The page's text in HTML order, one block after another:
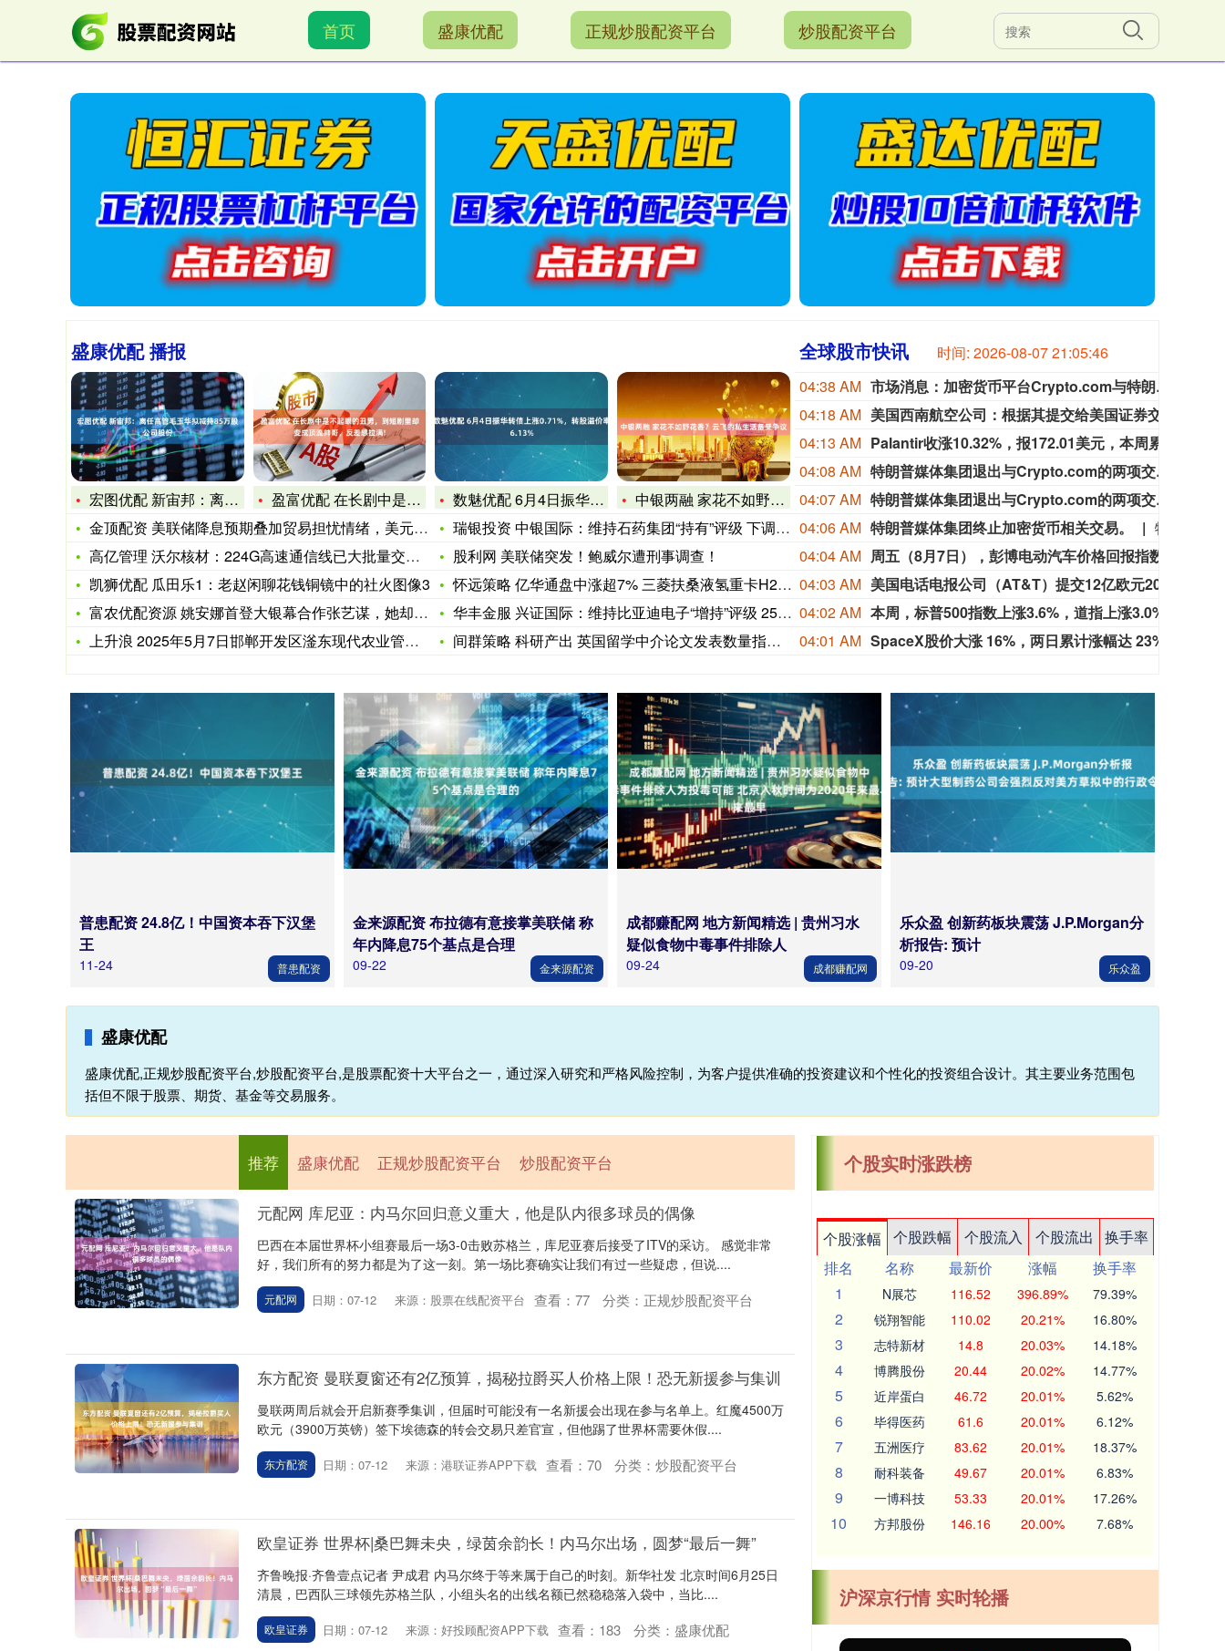
首页 盛康优配 正规炒股配资平台 炒股配资平台
盛康优配 播报
宏图优配 新宙邦：离任高管毛玉华拟减持85万股公司股份
盈富优配 在长剧中是不起眼的丑男，到短剧里却变成顶流帅哥，反
金顶配资 美联储降息预期叠加贸易担忧情绪，美元疲软推动纽元连
高亿管理 沃尔核材：224G高速通信线已大批量交货_技术_方
凯狮优配 瓜田乐1：老赵闲聊花钱铜镜中的社火图像3
富农优配资源 姚安娜首登大银幕合作张艺谋，她却用实力打破富二
上升浪 2025年5月7日邯郸开发区滏东现代农业管理有限公司
数魅优配 6月4日振华转债上涨0.71%，转股溢价率6.13
中银两融 家花不如野花香？云飞的私生活备受争议
瑞银投资 中银国际：维持石药集团“持有”评级 下调目标价至8
股利网 美联储突发！鲍威尔遭刑事调查！
怀远策略 亿华通盘中涨超7% 三菱扶桑液氢重卡H2FC亮相搭
华丰金服 兴证国际：维持比亚迪电子“增持”评级 25H1盈利
间群策略 科研产出 英国留学中介论文发表数量指数排名_学术_
全球股市快讯 时间: 2026-08-07 21:05:48
04:38 AM
市场消息：加密货币平台Crypto.com与特朗普传媒科技集团将整合合作伙伴关系调整为营销协议。
04:18 AM
04:13 AM
04:08 AM
特朗普媒体集团退出与Crypto.com的两项交易
04:07 AM
特朗普媒体集团退出与Crypto.com的两项交易。
04:06 AM 特朗普媒体集团终止加密货币相关交易。
04:04 AM
04:03 AM
04:02 AM
04:01 AM
普患配资 24.8亿！中国资本吞下汉堡
王
11-24 普患配资
金来源配资 布拉德有意接掌美联储 称
年内降息75个基点是合理
09-22 金来源配资
成都赚配网 地方新闻精选 | 贵州习水
疑似食物中毒事件排除人
09-24 成都赚配网
乐众盈 创新药板块震荡 J.P.Morgan分
析报告: 预计
09-20 乐众盈
盛康优配
盛康优配,正规炒股配资平台,炒股配资平台,是股票配资十大平台之一，通过深入研究和严格风险控制，为客户提供准确的投资建议和个性化的投资组合设计。其主要业务范围包
括但不限于股票、期货、基金等交易服务。
推荐 盛康优配 正规炒股配资平台 炒股配资平台
元配网 库尼亚：内马尔回归意义重大，他是队内很多球员的偶像
巴西在本届世界杯小组赛最后一场3-0击败苏格兰，库尼亚赛后接受了ITV的采访。 感觉非常
好，我们所有的努力都是为了这一刻。第一场比赛确实让我们有过一些疑虑，但说....
元配网 日期：07-12 来源：股票在线配资平台 查看： 77 分类： 正规炒股配资平台
东方配资 曼联夏窗还有2亿预算，揭秘拉爵买人价格上限！恐无新援参与集训
曼联两周后就会开启新赛季集训，但届时可能没有一名新援会出现在参与名单上。红魔4500万
欧元（3900万英镑）签下埃德森的转会交易只差官宣，但他踢了世界杯需要休假....
东方配资 日期：07-12 来源：港联证券APP下载 查看： 70 分类： 炒股配资平台
欧皇证券 世界杯|桑巴舞未央，绿茵余韵长！内马尔出场，圆梦“最后一舞”
齐鲁晚报·齐鲁壹点记者 尹成君 内马尔终于等来属于自己的时刻。新华社发 北京时间6月25日
清晨，巴西队三球领先苏格兰队，小组头名的出线名额已然稳稳落入袋中，当比....
欧皇证券 日期：07-12 来源：好投顾配资APP下载 查看： 183 分类： 盛康优配
个股实时涨跌榜
个股涨幅 个股跌幅 个股流入 个股流出
换手率
排名
名称 最新价 涨幅
换手率
1
N展芯 116.52 396.89% 79.39%
2 锐翔智能 110.02 20.21% 16.80%
3 志特新材 14.8 20.03% 14.18%
4 博腾股份 20.44 20.02% 14.77%
5 近岸蛋白 46.72 20.01% 5.62%
6 毕得医药 61.6 20.01% 6.12%
7 五洲医疗 83.62 20.01% 18.37%
8 耐科装备 49.67 20.01% 6.83%
9 一博科技 53.33 20.01% 17.26%
10 方邦股份 146.16 20.00% 7.68%
沪深京行情 实时轮播